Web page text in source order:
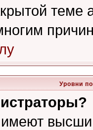
теме
Уровни